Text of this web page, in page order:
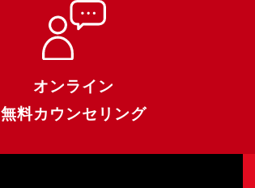
オンライン
無料カウンセリング